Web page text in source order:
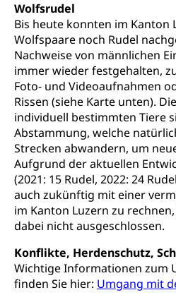
Wolfsrudel
Bis heute konnten im Kanton
Wolfspaare noch Rudel
Nachweise von männlichen
immer wieder festgehalten,
Foto- und Videoaufnahmen
Rissen (siehe Karte unten).
individuell bestimmten Tiere
Abstammung, welche
Strecken abwandern, um
Aufgrund der aktuellen
(2021: 15 Rudel, 2022: 24
auch zukünftig mit einer
im Kanton Luzern zu
dabei nicht ausgeschlossen.
Konflikte, Herdenschutz,
Wichtige Informationen zum
finden Sie hier: Umgang mit